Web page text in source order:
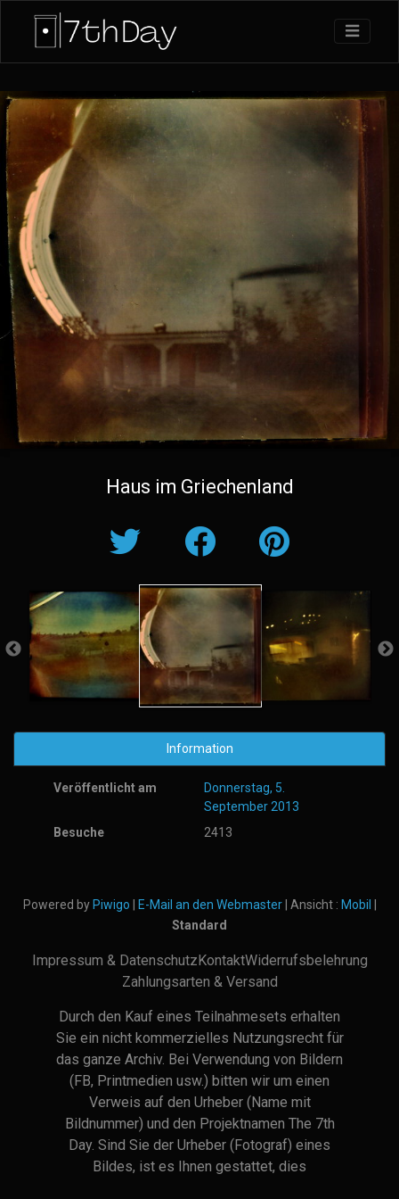
Haus im Griechenland
Information
Veröffentlicht am
Donnerstag, 5.
September 2013
Besuche
2413
Powered by Piwigo E-Mail an den Webmaster| Ansicht : Mobil
Standard
Impressum & DatenschutzKontaktWiderrufsbelehrung
Zahlungsarten & Versand
Durch den Kauf eines Teilnahmesets erhalten
Sie ein nicht kommerzielles Nutzungsrecht für
das ganze Archiv. Bei Verwendung von Bildern
(FB, Printmedien usw.) bitten wir um einen
Verweis auf den Urheber (Name mit
Bildnummer) und den Projektnamen The 7th
Day. Sind Sie der Urheber (Fotograf) eines
Bildes, ist es Ihnen gestattet, dies